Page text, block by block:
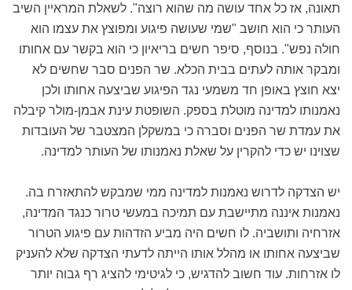
תאונה, אז כל אחד עושה מה שהוא רוצה". לשאלת המראיין השיב
העותר כי הוא חושב "שמי שעושה פיגוע ומפוצץ את עצמו הוא
חולה נפש". בנוסף, סיפר חשים בריאיון כי הוא בקשר עם אחותו
ומבקר אותה לעתים בבית הכלא. שר הפנים סבר שחשים לא
יצא חוצץ באופן חד משמעי נגד הפיגוע שביצעה אחותו ולכן
נאמנותו למדינה מוטלת בספק. השופטת עינת אבמן-מולר קיבלה
את עמדת שר הפנים וסברה כי במשקלן המצטבר של העובדות
שצוינו יש כדי להקרין על שאלת נאמנותו של העותר למדינה.
יש הצדקה לדרוש נאמנות למדינה ממי שמבקש להתאזרח בה.
נאמנות איננה מתיישבת עם תמיכה במעשי טרור כנגד המדינה,
אזרחיה ותושביה. לו חשים היה מביע הזדהות עם פיגוע הטרור
שביצעה אחותו או מהלל אותו הייתה לדעתי הצדקה שלא להעניק
לו אזרחות. עוד חשוב להדגיש, כי לגיטימי להציג רף גבוה יותר